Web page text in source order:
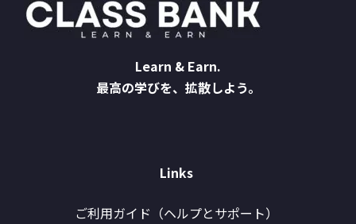
Learn & Earn.
最高の学びを、拡散しよう。
Links
ご利用ガイド（ヘルプとサポート）